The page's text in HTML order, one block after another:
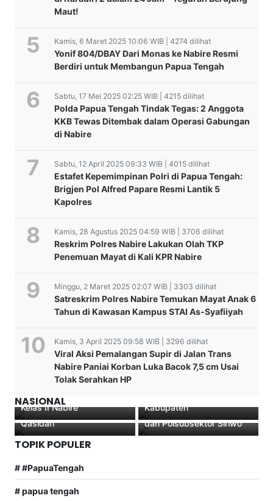
Maut!
Kamis, 6 Maret 2025 10:06 WIB | 4274 dilihat
Yonif 804/DBAY Dari Monas ke Nabire Resmi
Berdiri untuk Membangun Papua Tengah
Sabtu, 17 Mei 2025 02:25 WIB | 4215 dilihat
Polda Papua Tengah Tindak Tegas: 2 Anggota
KKB Tewas Ditembak dalam Operasi Gabungan
di Nabire
Sabtu, 12 April 2025 09:33 WIB | 4015 dilihat
Estafet Kepemimpinan Polri di Papua Tengah:
Brigjen Pol Alfred Papare Resmi Lantik 5
Kapolres
Kamis, 28 Agustus 2025 04:59 WIB | 3706 dilihat
Reskrim Polres Nabire Lakukan Olah TKP
Penemuan Mayat di Kali KPR Nabire
Minggu, 2 Maret 2025 02:07 WIB | 3303 dilihat
Satreskrim Polres Nabire Temukan Mayat Anak 6
Tahun di Kawasan Kampus STAI As-Syafiiyah
Kamis, 3 April 2025 09:58 WIB | 3296 dilihat
Viral Aksi Pemalangan Supir di Jalan Trans
Nabire Paniai Korban Luka Bacok 7,5 cm Usai
Tolak Serahkan HP
NASIONAL
Kajari Nabire Muh. Rizal
SH.MH Menandatangani
Kelas II Nabire
Hari Pers Nasional 2026,
Wagub Papua Tengah:
Kabupaten
MUI Papua Tengah
kolaborasi MUI Nabire
Sukses mengelar Lomba
Qasidah
Nabire di Polsek Uwapa
dan Polsubsektor Siriwo
TOPIK POPULER
# #PapuaTengah
# papua tengah